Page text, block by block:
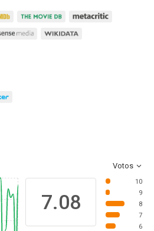
Votos
7.08
10
9
8
7
6